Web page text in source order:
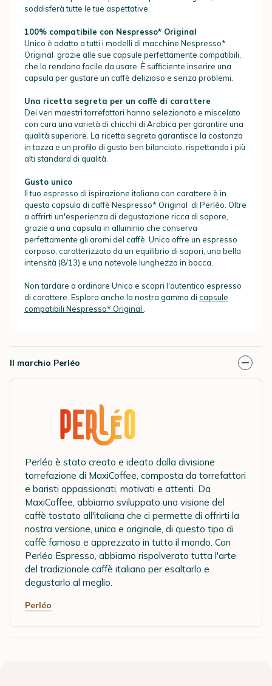
soddisferà tutte le tue aspettative.
100% compatibile con Nespresso* Original
Unico è adatto a tutti i modelli di macchine Nespresso*
Original grazie alle sue capsule perfettamente compatibili,
che lo rendono facile da usare. È sufficiente inserire una
capsula per gustare un caffè delizioso e senza problemi.
Una ricetta segreta per un caffè di carattere
Dei veri maestri torrefattori hanno selezionato e miscelato
con cura una varietà di chicchi di Arabica per garantire una
qualità superiore. La ricetta segreta garantisce la costanza
in tazza e un profilo di gusto ben bilanciato, rispettando i più
alti standard di qualità.
Gusto unico
Il tuo espresso di ispirazione italiana con carattere è in
questa capsula di caffè Nespresso* Original di Perléo. Oltre
a offrirti un'esperienza di degustazione ricca di sapore,
grazie a una capsula in alluminio che conserva
perfettamente gli aromi del caffè. Unico offre un espresso
corposo, caratterizzato da un equilibrio di sapori, una bella
intensità (8/13) e una notevole lunghezza in bocca.
Non tardare a ordinare Unico e scopri l'autentico espresso
di carattere. Esplora anche la nostra gamma di capsule
compatibili Nespresso* Original
Il marchio Perléo
Perléo è stato creato e ideato dalla divisione
torrefazione di MaxiCoffee, composta da torrefattori
e baristi appassionati, motivati e attenti. Da
MaxiCoffee, abbiamo sviluppato una visione del
caffè tostato all'italiana che ci permette di offrirti la
nostra versione, unica e originale, di questo tipo di
caffè famoso e apprezzato in tutto il mondo. Con
Perléo Espresso, abbiamo rispolverato tutta l'arte
del tradizionale caffè italiano per esaltarlo e
degustarlo al meglio.
Perléo